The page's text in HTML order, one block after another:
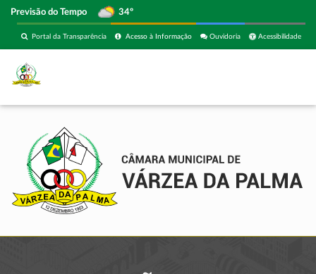
Previsão do Tempo 34º
Acessibilidade
Ouvidoria
Acesso à Informação
Portal da Transparência